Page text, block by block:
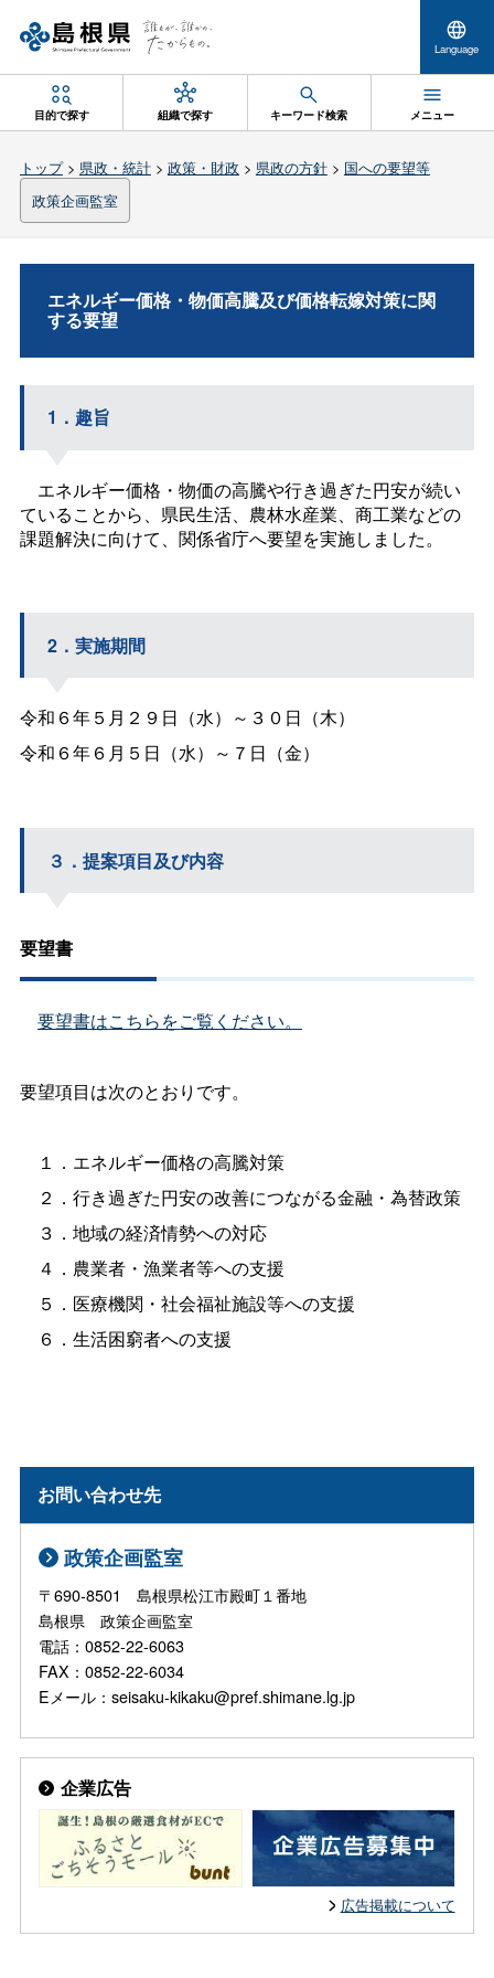
Language
目的で探す 組織で探す キーワード検索 メニュー
トップ> 県政・統計> 政策・財政 > 県政の方針> 国への要望等
政策企画監室
エネルギー価格・物価高騰及び価格転嫁対策に関
する要望
1．趣旨
エネルギー価格・物価の高騰や行き過ぎた円安が続い
ていることから、県民生活、農林水産業、商工業などの
課題解決に向けて、関係省庁へ要望を実施しました。
2．実施期間
令和６年５月２９日（水）～３０日（木）
令和６年６月５日（水）～７日（金）
３．提案項目及び内容
要望書
要望書はこちらをご覧ください。
要望項目は次のとおりです。
１．エネルギー価格の高騰対策
２．行き過ぎた円安の改善につながる金融・為替政策
３．地域の経済情勢への対応
４．農業者・漁業者等への支援
５．医療機関・社会福祉施設等への支援
６．生活困窮者への支援
お問い合わせ先
政策企画監室
〒690-8501 島根県松江市殿町１番地
島根県 政策企画監室
電話：0852-22-6063
FAX：0852-22-6034
Eメール：seisaku-kikaku@pref.shimane.lg.jp
企業広告
広告掲載について